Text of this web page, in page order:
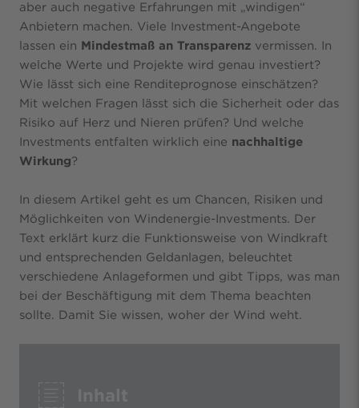
aber auch negative Erfahrungen mit „windigen“
Anbietern machen. Viele Investment-Angebote
lassen ein Mindestmaß an Transparenz vermissen. In
welche Werte und Projekte wird genau investiert?
Wie lässt sich eine Renditeprognose einschätzen?
Mit welchen Fragen lässt sich die Sicherheit oder das
Risiko auf Herz und Nieren prüfen? Und welche
Investments entfalten wirklich eine nachhaltige
Wirkung?
In diesem Artikel geht es um Chancen, Risiken und
Möglichkeiten von Windenergie-Investments. Der
Text erklärt kurz die Funktionsweise von Windkraft
und entsprechenden Geldanlagen, beleuchtet
verschiedene Anlageformen und gibt Tipps, was man
bei der Beschäftigung mit dem Thema beachten
sollte. Damit Sie wissen, woher der Wind weht.